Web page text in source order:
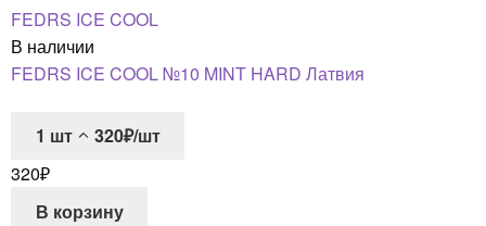
FEDRS ICE COOL
В наличии
FEDRS ICE COOL №10 MINT HARD Латвия
1 шт
320₽/шт
320₽
В корзину